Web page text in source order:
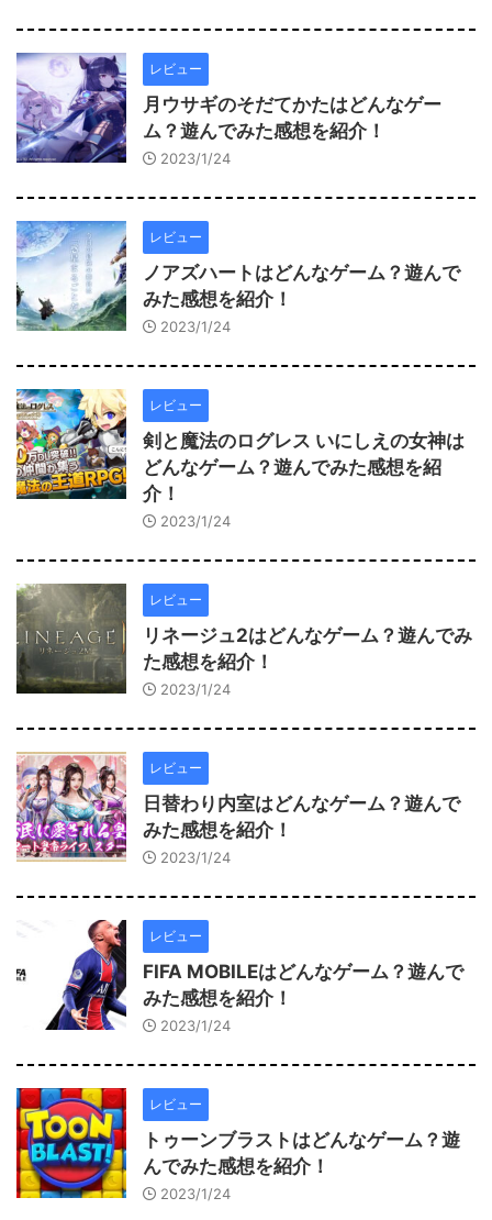
レビュー
月ウサギのそだてかたはどんなゲー
ム？遊んでみた感想を紹介！
2023/1/24
レビュー
ノアズハートはどんなゲーム？遊んで
みた感想を紹介！
2023/1/24
レビュー
剣と魔法のログレス いにしえの女神は
どんなゲーム？遊んでみた感想を紹
介！
2023/1/24
レビュー
リネージュ2はどんなゲーム？遊んでみ
た感想を紹介！
2023/1/24
レビュー
日替わり内室はどんなゲーム？遊んで
みた感想を紹介！
2023/1/24
レビュー
FIFA MOBILEはどんなゲーム？遊んで
みた感想を紹介！
2023/1/24
レビュー
トゥーンブラストはどんなゲーム？遊
んでみた感想を紹介！
2023/1/24